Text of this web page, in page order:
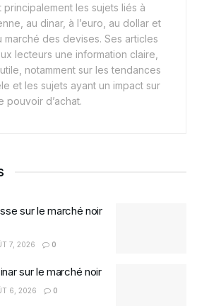
principalement les sujets liés à
au dinar, à l’euro, au dollar et
marché des devises. Ses articles
lecteurs une information claire,
notamment sur les tendances
et les sujets ayant un impact sur
pouvoir d’achat.
sur le marché noir
7, 2026 0
sur le marché noir
6, 2026 0